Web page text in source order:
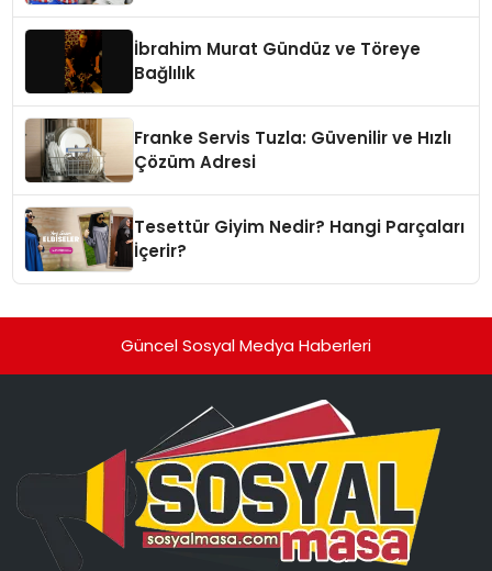
İbrahim Murat Gündüz ve Töreye
Bağlılık
Franke Servis Tuzla: Güvenilir ve Hızlı
Çözüm Adresi
Tesettür Giyim Nedir? Hangi Parçaları
İçerir?
Güncel Sosyal Medya Haberleri